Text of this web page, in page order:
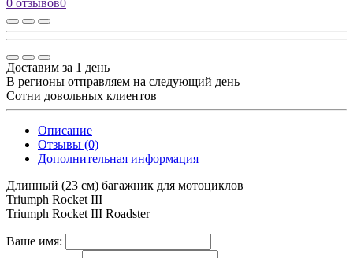
Доставим за 1 день
В регионы отправляем на следующий день
Сотни довольных клиентов
Описание
Отзывы (0)
Дополнительная информация
Длинный (23 см) багажник для мотоциклов
Triumph Rocket III
Triumph Rocket III Roadster
Ваше имя: